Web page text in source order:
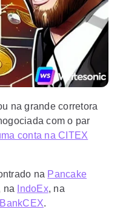
na grande corretora
com o par
conta na CITEX
na Pancake
na IndoEx, na
BankCEX.